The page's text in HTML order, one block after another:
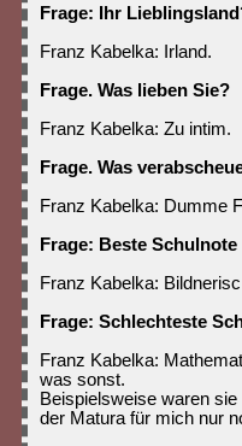
Frage: Ihr
Franz Kabelka: Irland.
Frage. Was lieben Sie?
Franz Kabelka: Zu intim.
Frage. Was
Franz Kabelka: Dumme
Frage: Beste
Franz Kabelka:
Frage: Schlechteste
Franz Kabelka:
was sonst.
Beispielsweise waren
der Matura für mich nur